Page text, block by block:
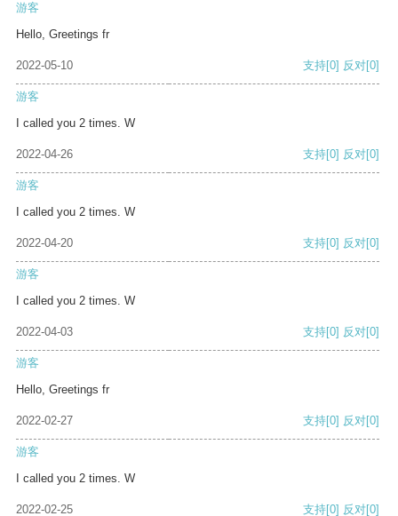
游客
Hello, Greetings fr
2022-05-10 支持[0] 反对[0]
游客
I called you 2 times. W
2022-04-26 支持[0] 反对[0]
游客
I called you 2 times. W
2022-04-20 支持[0] 反对[0]
游客
I called you 2 times. W
2022-04-03 支持[0] 反对[0]
游客
Hello, Greetings fr
2022-02-27 支持[0] 反对[0]
游客
I called you 2 times. W
2022-02-25 支持[0] 反对[0]